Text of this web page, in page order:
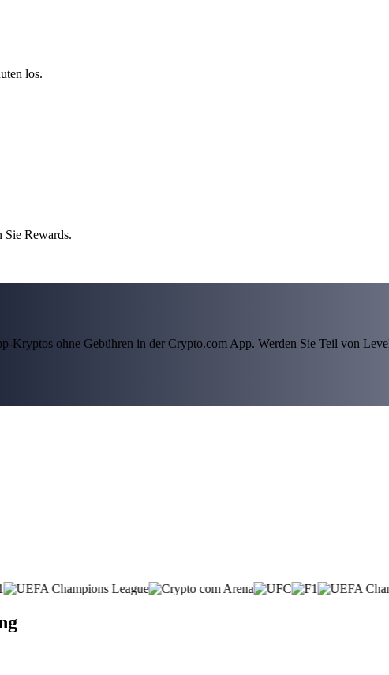
los.
Sie Rewards.
Kryptos ohne Gebühren in der Crypto.com App. Werden Sie Teil von